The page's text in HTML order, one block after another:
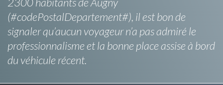
(#codePostalDepartement#), il est bon de
signaler qu’aucun voyageur n’a pas admiré le
professionnalisme et la bonne place assise à bord
du véhicule récent.